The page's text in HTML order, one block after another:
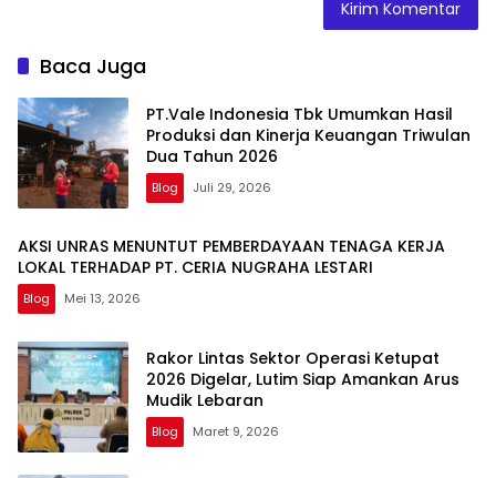
Baca Juga
PT.Vale Indonesia Tbk Umumkan Hasil
Produksi dan Kinerja Keuangan Triwulan
Dua Tahun 2026
Blog Juli 29, 2026
AKSI UNRAS MENUNTUT PEMBERDAYAAN TENAGA KERJA
LOKAL TERHADAP PT. CERIA NUGRAHA LESTARI
Blog Mei 13, 2026
Rakor Lintas Sektor Operasi Ketupat
2026 Digelar, Lutim Siap Amankan Arus
Mudik Lebaran
Blog Maret 9, 2026